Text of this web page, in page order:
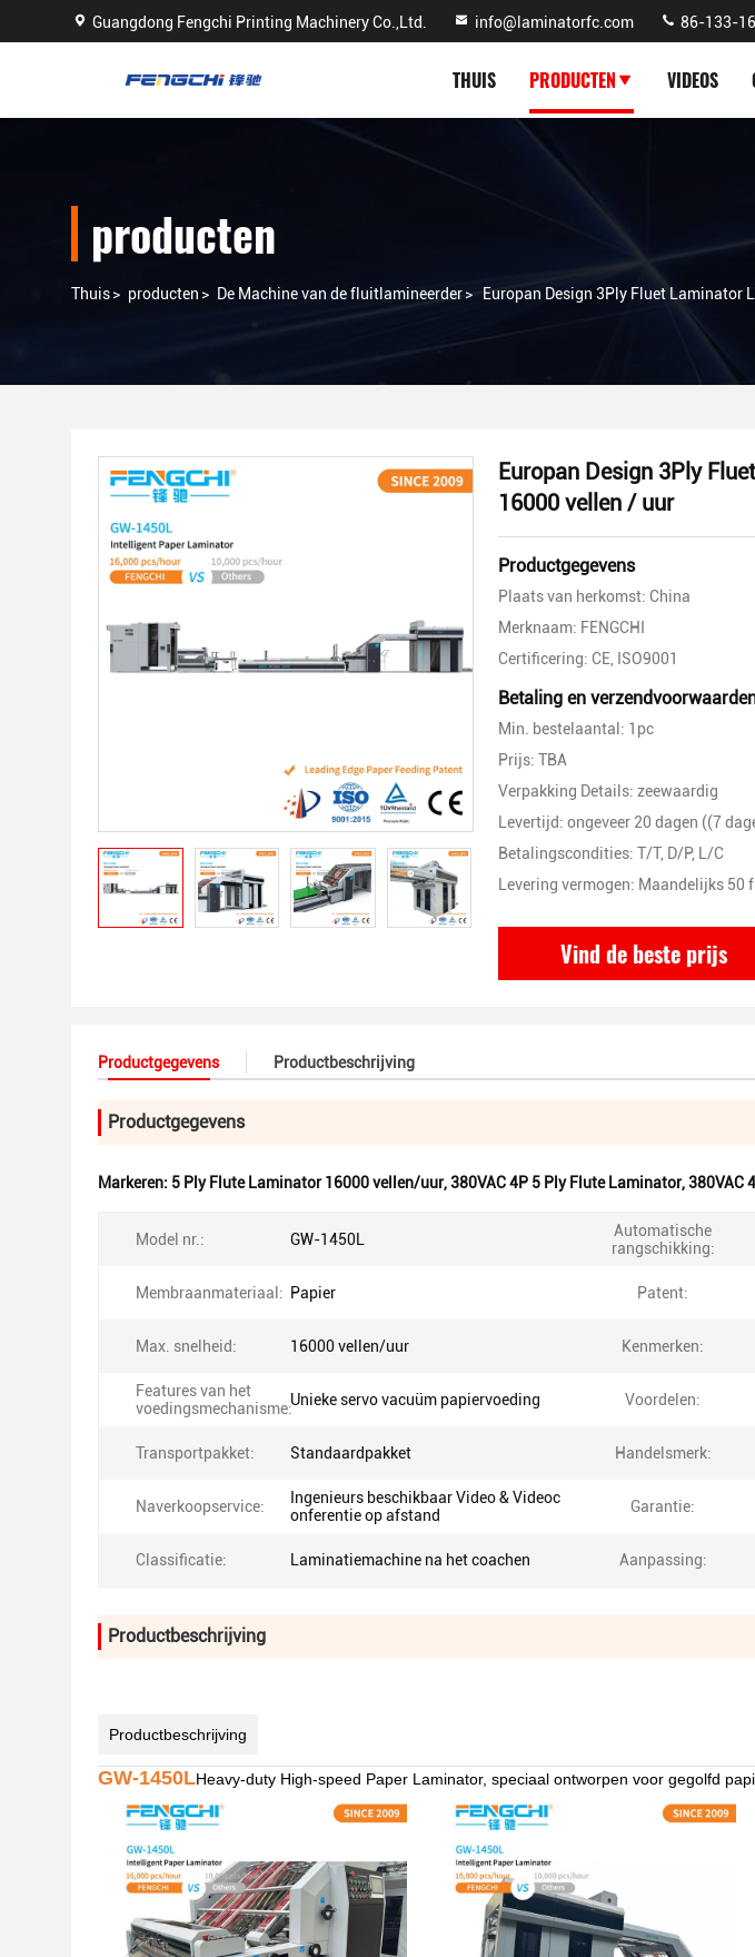
Guangdong Fengchi Printing Machinery Co.,Ltd. info@laminatorfc.com 86-133-
THUIS PRODUCTEN VIDEOS
producten
Thuis> producten > De Machine van de fluitlamineerder> Europan Design 3Ply Fluet
Europan Design 3Ply
16000 vellen / uur
Productgegevens
Plaats van herkomst: China
Merknaam: FENGCHI
Certificering: CE, ISO9001
Betaling en
Min. bestelaantal: 1pc
Prijs: TBA
Verpakking Details: zeewaardig
Levertijd: ongeveer 20 dagen ((7
Betalingscondities: T/T, D/P, L/C
Levering vermogen: Maandelijks
Vind de beste prijs
Productgegevens Productbeschrijving
Productgegevens
Markeren: 5 Ply Flute Laminator 16000 vellen/uur,380VAC 4P 5 Ply Flute Laminator,380VAC
Model nr.: GW-1450L
Automatische
rangschikking:
Membraanmateriaal: Papier Patent:
Max. snelheid: 16000 vellen/uur Kenmerken:
Features van het
voedingsmechanisme:Unieke servo vacuüm papiervoeding Voordelen:
Transportpakket: Standaardpakket Handelsmerk:
Naverkoopservice:
Ingenieurs beschikbaar Video & Videoc
onferentie op afstand
Garantie:
Classificatie: Laminatiemachine na het coachen Aanpassing:
Productbeschrijving
Productbeschrijving
GW-1450LHeavy-duty High-speed Paper Laminator, speciaal ontworpen voor gegolfd